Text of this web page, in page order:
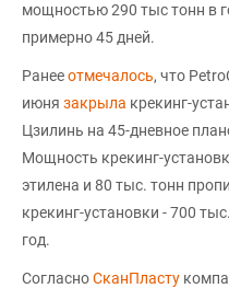
мощностью 290 тыс тонн в
примерно 45 дней.
Ранееотмечалось, что
июня закрыла крекинг-
Цзилинь на 45-дневное
Мощность крекинг-
этилена и 80 тыс. тонн
крекинг-установки - 700
год.
СогласноСканПласту